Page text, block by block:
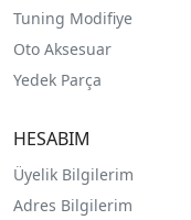
Tuning Modifiye
Oto Aksesuar
Yedek Parça
HESABIM
Üyelik Bilgilerim
Adres Bilgilerim